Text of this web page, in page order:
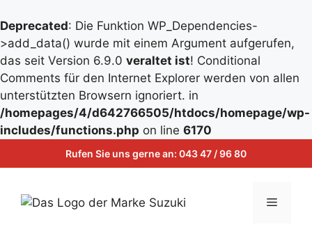
Deprecated: Die Funktion WP_Dependencies-
>add_data() wurde mit einem Argument aufgerufen,
das seit Version 6.9.0 veraltet ist! Conditional
Comments für den Internet Explorer werden von allen
unterstützten Browsern ignoriert. in
/homepages/4/d642766505/htdocs/homepage/wp-
includes/functions.php on line 6170
Zum
Inhalt
Inhalt
Rufen Sie uns gerne an: 043 47 / 96 80
Menü